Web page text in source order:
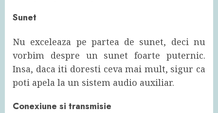
Sunet
Nu exceleaza pe partea de sunet, deci nu
vorbim despre un sunet foarte puternic.
Insa, daca iti doresti ceva mai mult, sigur ca
poti apela la un sistem audio auxiliar.
Conexiune si transmisie